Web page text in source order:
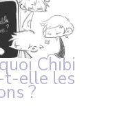
Chibi
t-elle les
?